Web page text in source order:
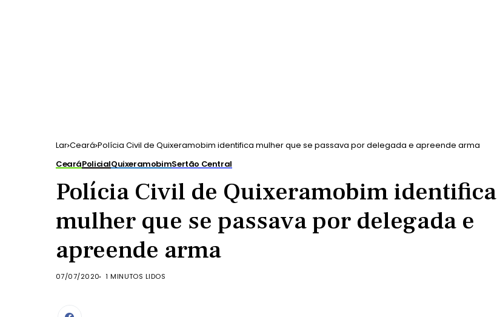
Lar Ceará Polícia Civil de Quixeramobim identifica mulher que se passava por delegada e apreende arma
CearáPolicialQuixeramobimSertão Central
Polícia Civil de Quixeramobim identifica
mulher que se passava por delegada e
apreende arma
07/07/2020 1 MINUTOS LIDOS